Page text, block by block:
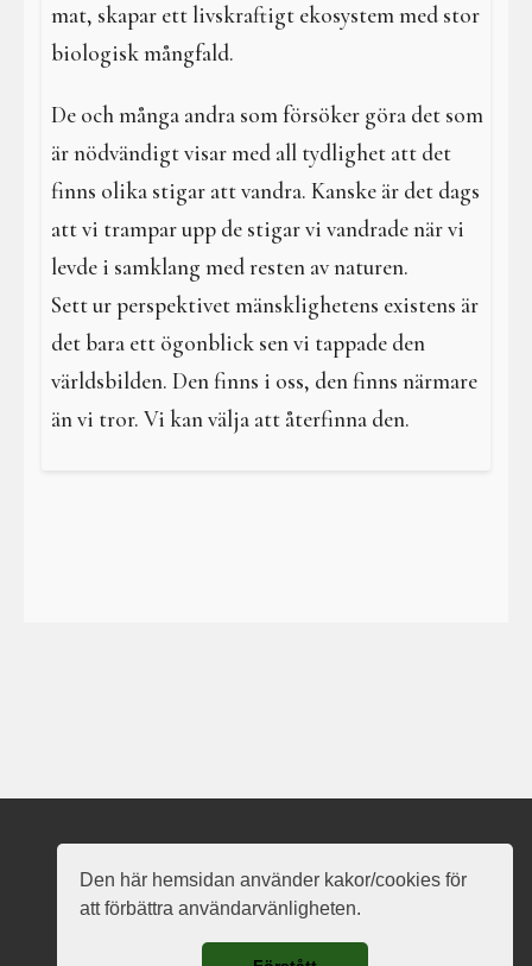
Den här hemsidan använder kakor/cookies för
att förbättra användarvänligheten.
mat, skapar ett livskraftigt ekosystem med stor
biologisk mångfald.
De och många andra som försöker göra det som
är nödvändigt visar med all tydlighet att det
finns olika stigar att vandra. Kanske är det dags
att vi trampar upp de stigar vi vandrade när vi
levde i samklang med resten av naturen.
Sett ur perspektivet mänsklighetens existens är
det bara ett ögonblick sen vi tappade den
världsbilden. Den finns i oss, den finns närmare
än vi tror. Vi kan välja att återfinna den.